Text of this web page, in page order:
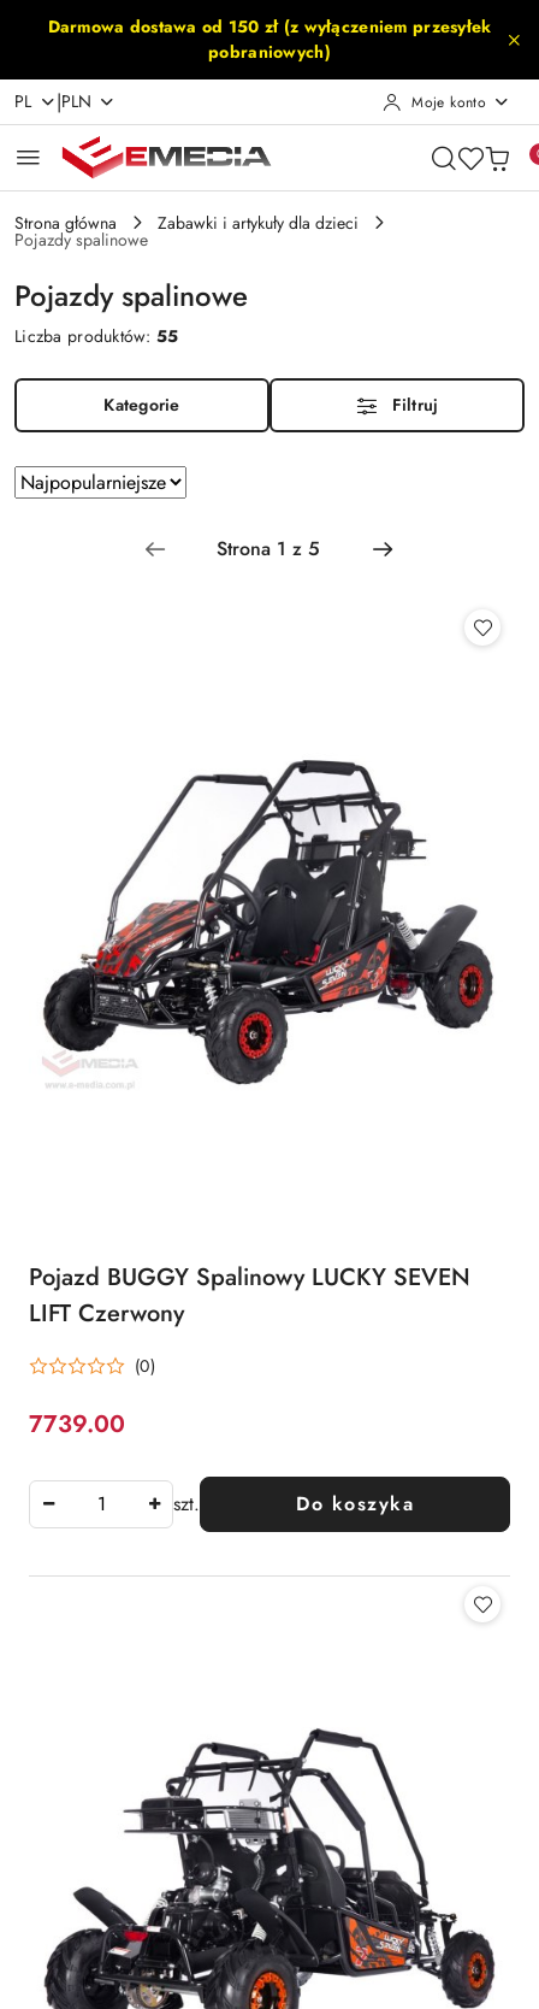
Przejdź do treści głównej
Przejdź do wyszukiwarki
Przejdź do moje konto
Przejdź do menu głównego
Przejdź do stopki
Darmowa dostawa od 150 zł (z wyłączeniem przesyłek
pobraniowych)
PL |PLN Moje konto
Strona główna Zabawki i artykuły dla dzieci
Pojazdy spalinowe
Pojazdy spalinowe
Liczba produktów:55
Kategorie Filtruj
Zastosowano
sortowanie:
Najpopularniejsze.
Sortuj
według
Pojazd BUGGY Spalinowy LUCKY SEVEN
LIFT Czerwony
(0)
Cena:
7739.00
szt. Do koszyka